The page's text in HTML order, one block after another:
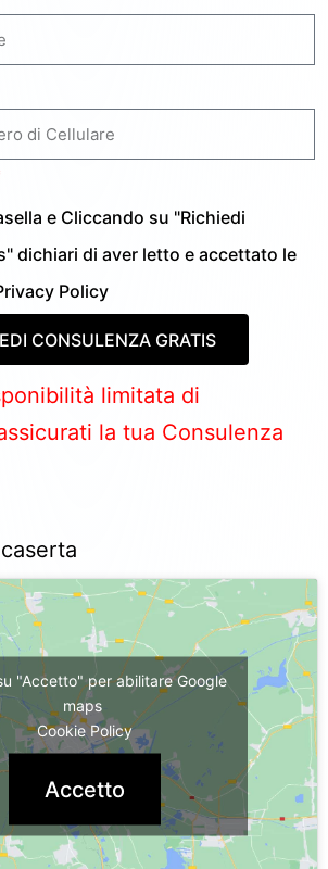
e Cliccando su "Richiedi
dichiari di aver letto e accettato le
Policy
CONSULENZA GRATIS
limitata di
la tua Consulenza
"Accetto" per abilitare Google
maps
Cookie Policy
Accetto